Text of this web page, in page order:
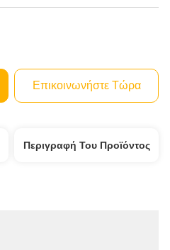
Επικοινωνήστε Τώρα
Περιγραφή Του Προϊόντος